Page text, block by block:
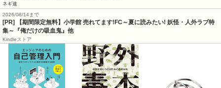
ネギ速
2026/08/14まで
[PR] 【期間限定無料】小学館 売れてます!FC～夏に読みたい! 妖怪・人外ラブ特
集～『俺だけの吸血鬼』他
Kindleストア